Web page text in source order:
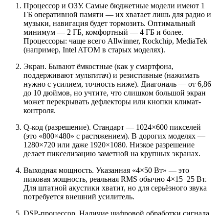
Процессор и ОЗУ. Самые бюджетные модели имеют 1
ГБ оперативной памяти — их хватает лишь для радио и
музыки, навигация будет тормозить. Оптимальный
минимум — 2 ГБ, комфортный — 4 ГБ и более.
Процессоры: чаще всего Allwinner, Rockchip, MediaTek
(например, Intel ATOM в старых моделях).
Экран. Бывают ёмкостные (как у смартфона,
поддерживают мультитач) и резистивные (нажимать
нужно с усилием, точность ниже). Диагональ — от 6,86
до 10 дюймов, но учтите, что слишком большой экран
может перекрывать дефлекторы или кнопки климат-
контроля.
Q-код (разрешение). Стандарт — 1024×600 пикселей
(это «800×480» с растяжением). В дорогих моделях —
1280×720 или даже 1920×1080. Низкое разрешение
делает пикселизацию заметной на крупных экранах.
Выходная мощность. Указанная «4×50 Вт» — это
пиковая мощность, реальная RMS обычно 4×15–25 Вт.
Для штатной акустики хватит, но для серьёзного звука
потребуется внешний усилитель.
DSP-процессор. Наличие цифровой обработки сигнала